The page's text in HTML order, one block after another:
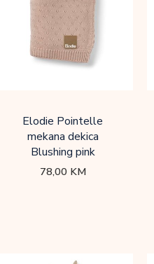
Elodie Pointelle
mekana dekica
Blushing pink
78,00 KM